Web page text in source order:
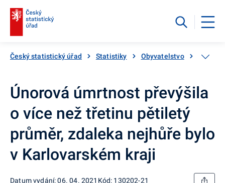
Český statistický úřad Statistiky Obyvatelstvo
Únorová úmrtnost převýšila
o více než třetinu pětiletý
průměr, zdaleka nejhůře bylo
v Karlovarském kraji
Datum vydání: 06. 04. 2021 Kód: 130202-21